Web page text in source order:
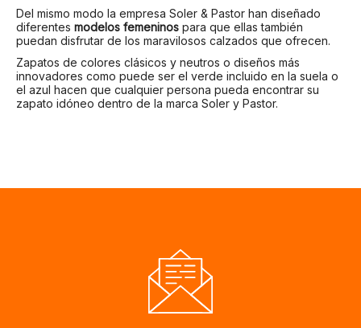
Del mismo modo la empresa Soler & Pastor han diseñado
diferentes modelos femeninos para que ellas también
puedan disfrutar de los maravilosos calzados que ofrecen.
Zapatos de colores clásicos y neutros o diseños más
innovadores como puede ser el verde incluido en la suela o
el azul hacen que cualquier persona pueda encontrar su
zapato idóneo dentro de la marca Soler y Pastor.